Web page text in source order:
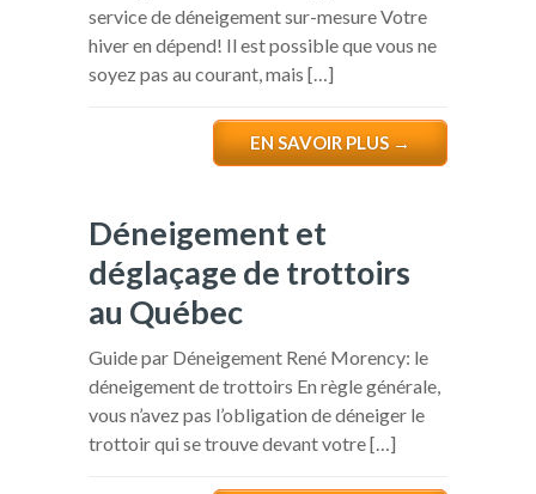
service de déneigement sur-mesure Votre
hiver en dépend! Il est possible que vous ne
soyez pas au courant, mais […]
EN SAVOIR PLUS→
Déneigement et
déglaçage de trottoirs
au Québec
Guide par Déneigement René Morency: le
déneigement de trottoirs En règle générale,
vous n’avez pas l’obligation de déneiger le
trottoir qui se trouve devant votre […]